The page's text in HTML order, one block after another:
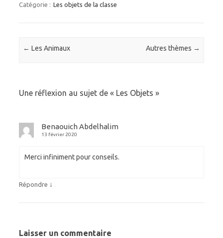
Catégorie : Les objets de la classe
Navigation des articles
← Les Animaux Autres thèmes →
Une réflexion au sujet de « Les Objets »
Benaouich Abdelhalim
13 février 2020
Merci infiniment pour conseils.
Répondre ↓
Laisser un commentaire